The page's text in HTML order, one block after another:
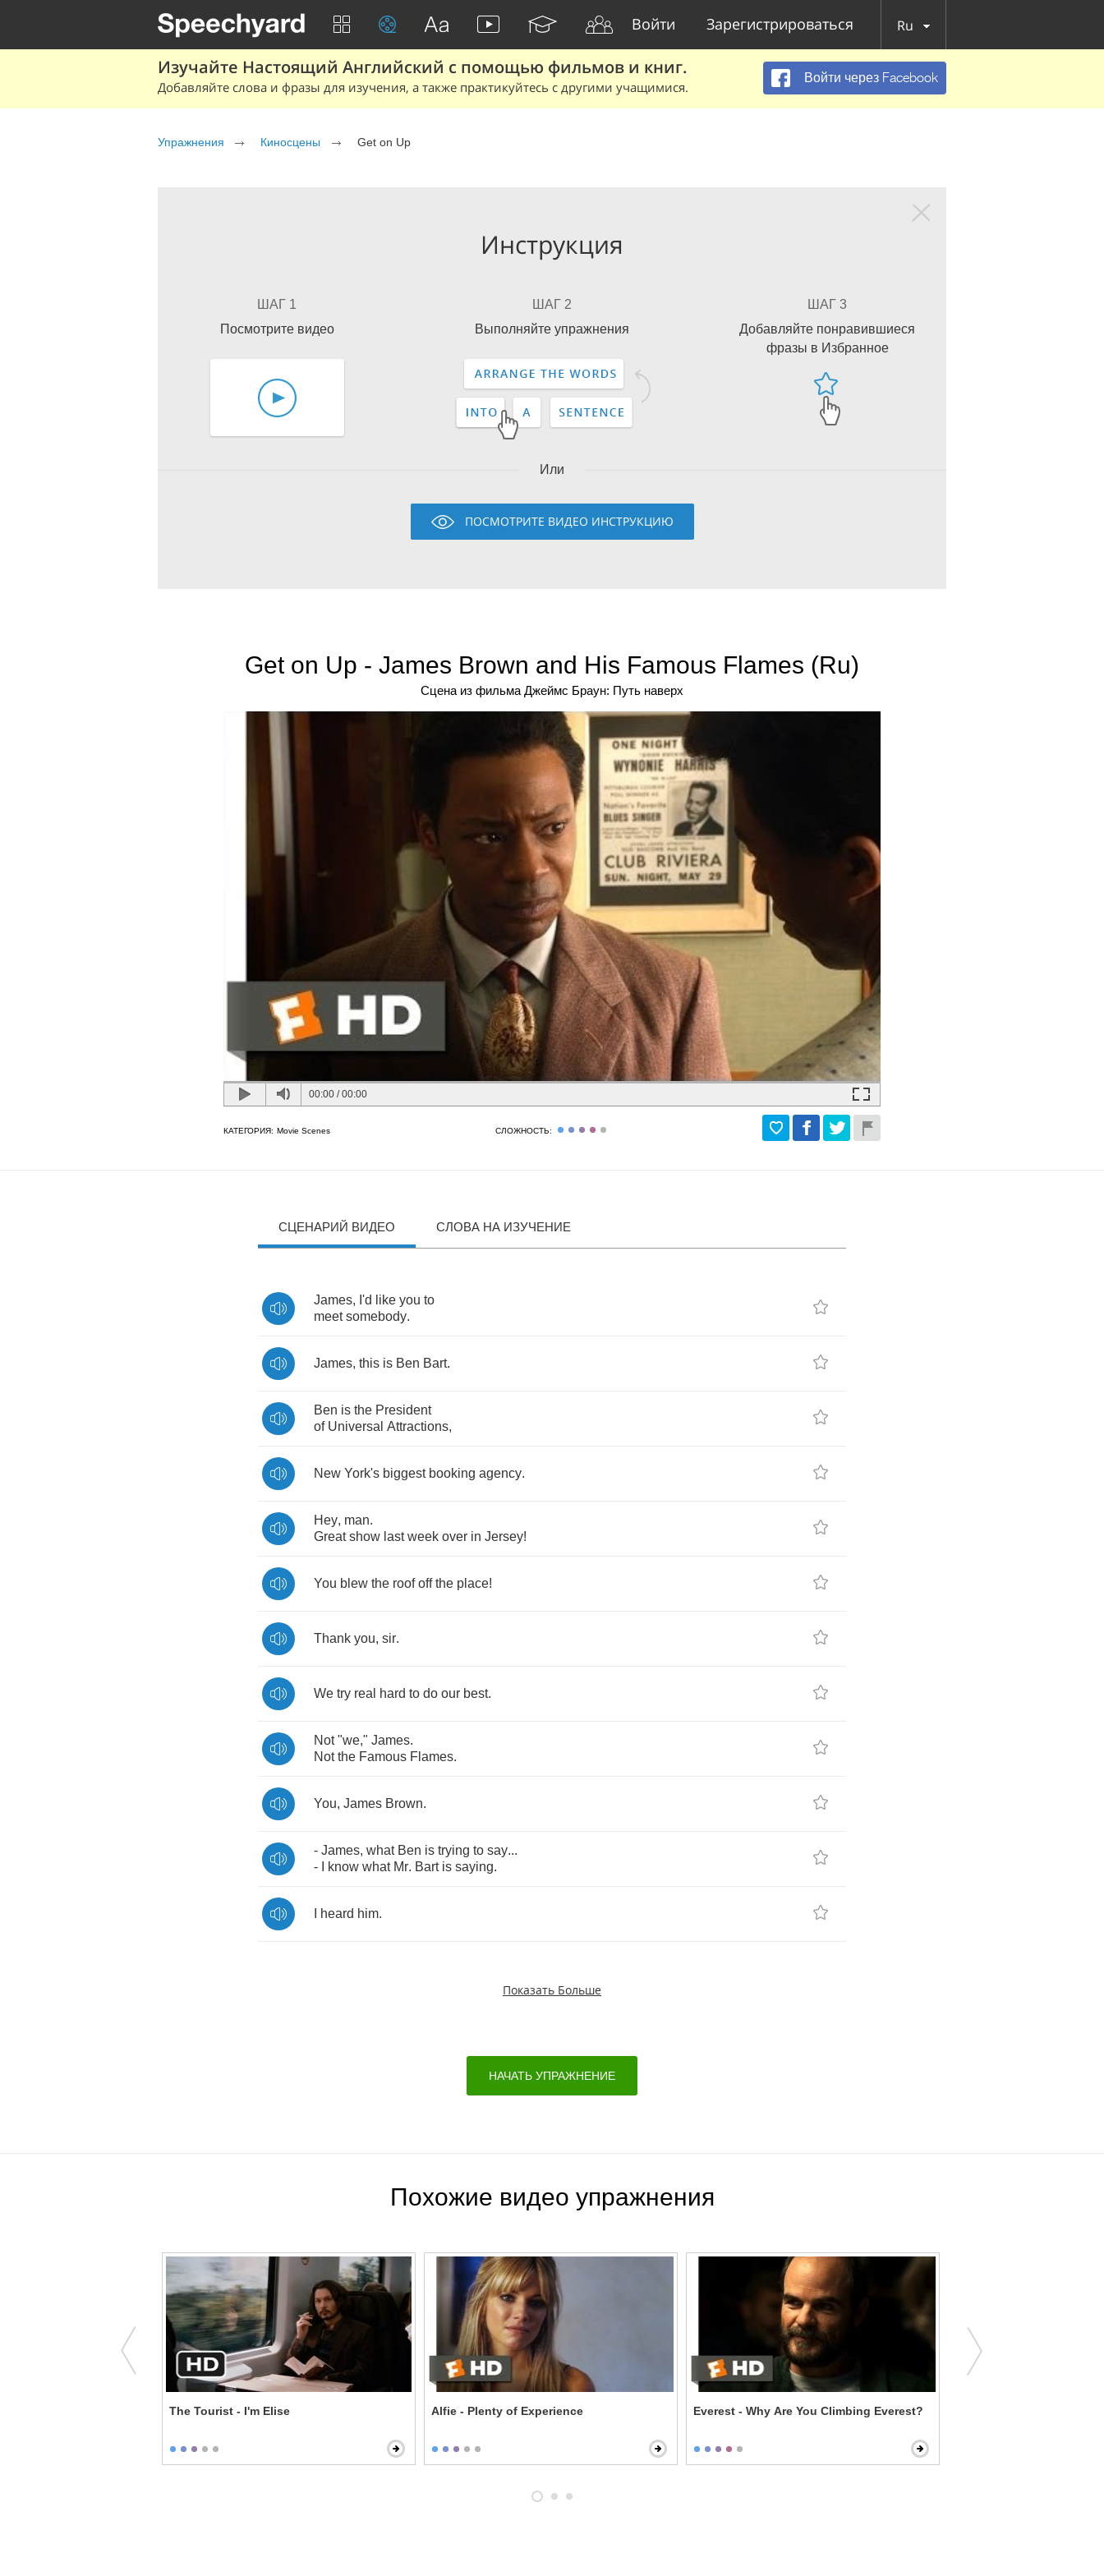
Войти Зарегистрироваться Ru
Изучайте Настоящий Английский с помощью фильмов и книг.
Добавляйте слова и фразы для изучения, а также практикуйтесь с другими учащимися.
Войти через Facebook
Упражнения Киносцены Get on Up
Инструкция
ШАГ 1
Посмотрите видео
ШАГ 2
Выполняйте упражнения
ШАГ 3
Добавляйте понравившиеся
фразы в Избранное
Или
ПОСМОТРИТЕ ВИДЕО ИНСТРУКЦИЮ
Get on Up - James Brown and His Famous Flames (Ru)
Сцена из фильма Джеймс Браун: Путь наверх
00:00 /00:00
КАТЕГОРИЯ: Movie Scenes СЛОЖНОСТЬ:
СЦЕНАРИЙ ВИДЕО СЛОВА НА ИЗУЧЕНИЕ
James, I'd like you to
meet somebody.
James, this is Ben Bart.
Ben is the President
of Universal Attractions,
New York's biggest booking agency.
Hey, man.
Great show last week over in Jersey!
You blew the roof off the place!
Thank you, sir.
We try real hard to do our best.
Not"we," James.
Not the Famous Flames.
You, James Brown.
- James, what Ben is trying to say...
-
know what Mr. Bart is saying.
heard him.
Показать Больше
НАЧАТЬ УПРАЖНЕНИЕ
Похожие видео упражнения
The Tourist - I'm Elise Alfie - Plenty of Experience Everest - Why Are You Climbing Everest?